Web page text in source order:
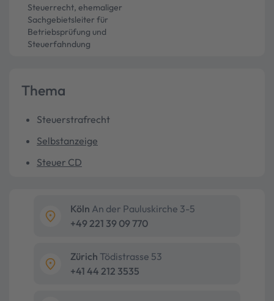
Steuerrecht, ehemaliger
Sachgebietsleiter für
Betriebsprüfung und
Steuerfahndung
Thema
Steuerstrafrecht
Selbstanzeige
Steuer CD
Köln An der Pauluskirche 3-5
+49 221 39 09 770
Zürich Tödistrasse 53
+41 44 212 3535